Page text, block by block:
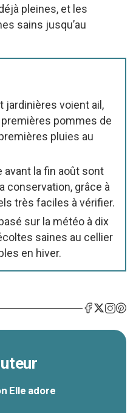
pleines, et les
sains jusqu’au
jardinières voient ail,
pommes de
pluies au
avant la fin août sont
conservation, grâce à
très faciles à vérifier.
sur la météo à dix
saines au cellier
en hiver.
Elle adore